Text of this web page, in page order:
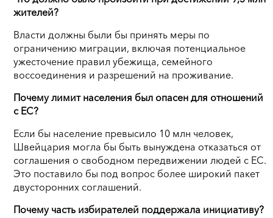
жителей?
Власти должны были бы принять меры по
ограничению миграции, включая потенциальное
ужесточение правил убежища, семейного
воссоединения и разрешений на проживание.
Почему лимит населения был опасен для отношений
с ЕС?
Если бы население превысило 10 млн человек,
Швейцария могла бы быть вынуждена отказаться от
соглашения о свободном передвижении людей с ЕС.
Это поставило бы под вопрос более широкий пакет
двусторонних соглашений.
Почему часть избирателей поддержала инициативу?